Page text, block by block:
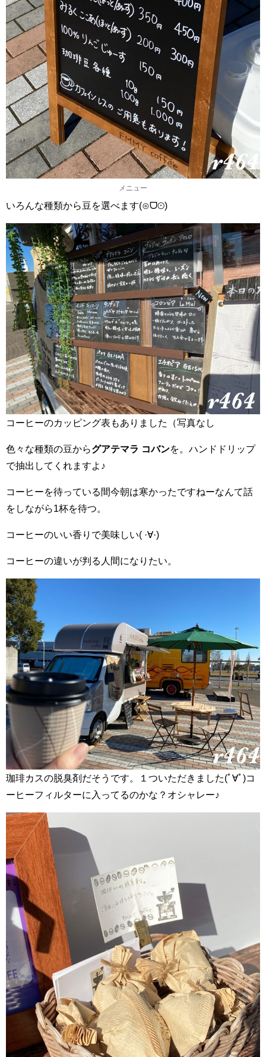
メニュー
いろんな種類から豆を選べます(⊙ᗜ⊙)
コーヒーのカッピング表もありました（写真なし
色々な種類の豆からグアテマラ コバンを。ハンドドリップ
で抽出してくれますよ♪
コーヒーを待っている間今朝は寒かったですねーなんて話
をしながら1杯を待つ。
コーヒーのいい香りで美味しい( ·∀·)
コーヒーの違いが判る人間になりたい。
珈琲カスの脱臭剤だそうです。１ついただきました(ﾟ∀ﾟ)コ
ーヒーフィルターに入ってるのかな？オシャレー♪